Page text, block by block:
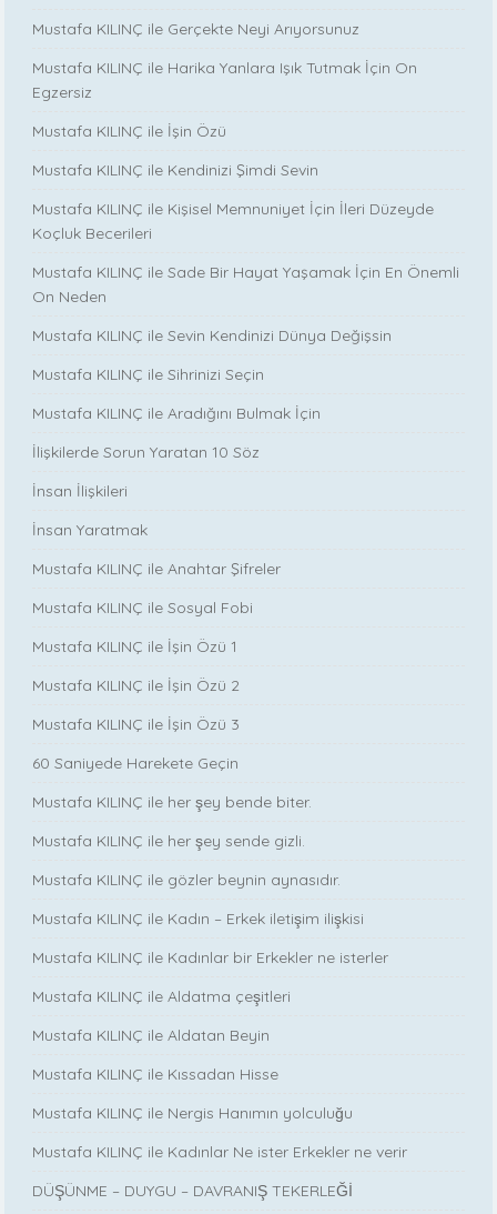
Mustafa KILINÇ ile Gerçekte Neyi Arıyorsunuz
Mustafa KILINÇ ile Harika Yanlara Işık Tutmak İçin On
Egzersiz
Mustafa KILINÇ ile İşin Özü
Mustafa KILINÇ ile Kendinizi Şimdi Sevin
Mustafa KILINÇ ile Kişisel Memnuniyet İçin İleri Düzeyde
Koçluk Becerileri
Mustafa KILINÇ ile Sade Bir Hayat Yaşamak İçin En Önemli
On Neden
Mustafa KILINÇ ile Sevin Kendinizi Dünya Değişsin
Mustafa KILINÇ ile Sihrinizi Seçin
Mustafa KILINÇ ile Aradığını Bulmak İçin
İlişkilerde Sorun Yaratan 10 Söz
İnsan İlişkileri
İnsan Yaratmak
Mustafa KILINÇ ile Anahtar Şifreler
Mustafa KILINÇ ile Sosyal Fobi
Mustafa KILINÇ ile İşin Özü 1
Mustafa KILINÇ ile İşin Özü 2
Mustafa KILINÇ ile İşin Özü 3
60 Saniyede Harekete Geçin
Mustafa KILINÇ ile her şey bende biter.
Mustafa KILINÇ ile her şey sende gizli.
Mustafa KILINÇ ile gözler beynin aynasıdır.
Mustafa KILINÇ ile Kadın – Erkek iletişim ilişkisi
Mustafa KILINÇ ile Kadınlar bir Erkekler ne isterler
Mustafa KILINÇ ile Aldatma çeşitleri
Mustafa KILINÇ ile Aldatan Beyin
Mustafa KILINÇ ile Kıssadan Hisse
Mustafa KILINÇ ile Nergis Hanımın yolculuğu
Mustafa KILINÇ ile Kadınlar Ne ister Erkekler ne verir
DÜŞÜNME – DUYGU – DAVRANIŞ TEKERLEĞİ